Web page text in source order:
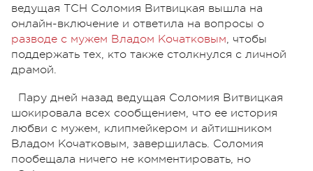
ведущая ТСН Соломия Витвицкая вышла на
онлайн-включение и ответила на вопросы о
разводе с мужем Владом Кочатковым, чтобы
поддержать тех, кто также столкнулся с личной
драмой.
Пару дней назад ведущая Соломия Витвицкая
шокировала всех сообщением, что ее история
любви с мужем, клипмейкером и айтишником
Владом Кочатковым, завершилась. Соломия
пообещала ничего не комментировать, но